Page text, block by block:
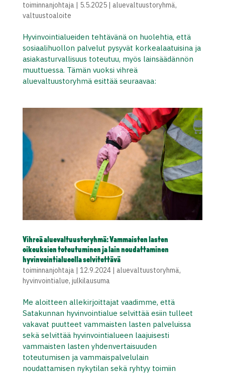
toiminnanjohtaja| 5.5.2025| aluevaltuustoryhmä,
valtuustoaloite
Hyvinvointialueiden tehtävänä on huolehtia, että
sosiaalihuollon palvelut pysyvät korkealaatuisina ja
asiakasturvallisuus toteutuu, myös lainsäädännön
muuttuessa. Tämän vuoksi vihreä
aluevaltuustoryhmä esittää seuraavaa:
Vihreä aluevaltuustoryhmä: Vammaisten lasten
oikeuksien toteutuminen ja lain noudattaminen
hyvinvointialueella selvitettävä
toiminnanjohtaja| 12.9.2024| aluevaltuustoryhmä,
hyvinvointialue, julkilausuma
Me aloitteen allekirjoittajat vaadimme, että
Satakunnan hyvinvointialue selvittää esiin tulleet
vakavat puutteet vammaisten lasten palveluissa
sekä selvittää hyvinvointialueen laajuisesti
vammaisten lasten yhdenvertaisuuden
toteutumisen ja vammaispalvelulain
noudattamisen nykytilan sekä ryhtyy toimiin